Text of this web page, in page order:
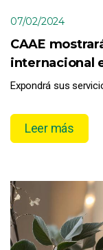
07/02/2024
CAAE
internacional
Expondrá sus
Leer más